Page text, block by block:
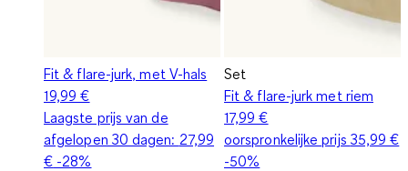
Fit & flare-jurk, met V-hals
19,99 €
Laagste prijs van de
afgelopen 30 dagen: 27,99
€ -28%
Set
Fit & flare-jurk met riem
17,99 €
oorspronkelijke prijs 35,99 €
-50%